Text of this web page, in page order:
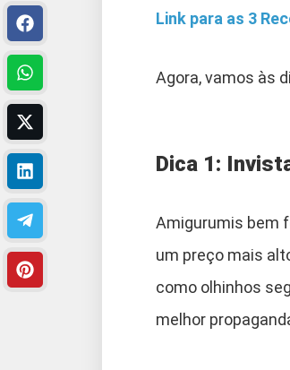
Link para as 3
Agora, vamos às
Dica 1:
Amigurumis bem
um preço mais
como olhinhos
melhor